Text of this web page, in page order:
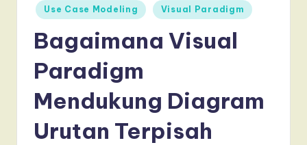
Posted
in
Use Case Modeling Visual Paradigm
Bagaimana Visual
Paradigm
Mendukung Diagram
Urutan Terpisah